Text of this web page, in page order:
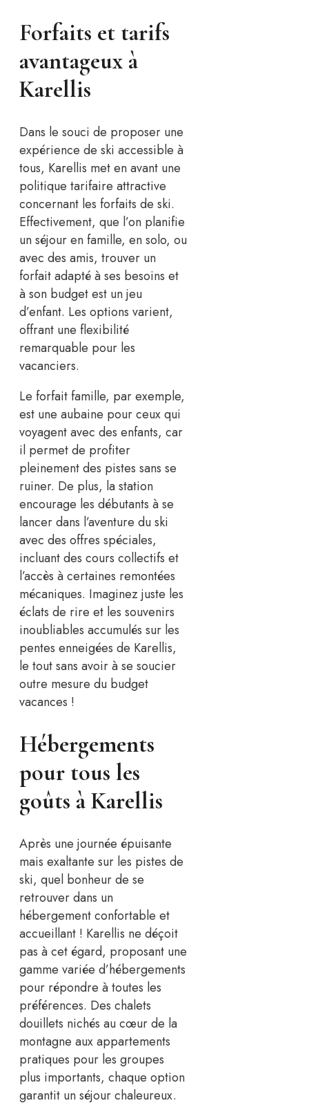
Forfaits et tarifs
avantageux à
Karellis
Dans le souci de proposer une
expérience de ski accessible à
tous, Karellis met en avant une
politique tarifaire attractive
concernant les forfaits de ski.
Effectivement, que l’on planifie
un séjour en famille, en solo, ou
avec des amis, trouver un
forfait adapté à ses besoins et
à son budget est un jeu
d’enfant. Les options varient,
offrant une flexibilité
remarquable pour les
vacanciers.
Le forfait famille, par exemple,
est une aubaine pour ceux qui
voyagent avec des enfants, car
il permet de profiter
pleinement des pistes sans se
ruiner. De plus, la station
encourage les débutants à se
lancer dans l’aventure du ski
avec des offres spéciales,
incluant des cours collectifs et
l’accès à certaines remontées
mécaniques. Imaginez juste les
éclats de rire et les souvenirs
inoubliables accumulés sur les
pentes enneigées de Karellis,
le tout sans avoir à se soucier
outre mesure du budget
vacances !
Hébergements
pour tous les
goûts à Karellis
Après une journée épuisante
mais exaltante sur les pistes de
ski, quel bonheur de se
retrouver dans un
hébergement confortable et
accueillant ! Karellis ne déçoit
pas à cet égard, proposant une
gamme variée d’hébergements
pour répondre à toutes les
préférences. Des chalets
douillets nichés au cœur de la
montagne aux appartements
pratiques pour les groupes
plus importants, chaque option
garantit un séjour chaleureux.